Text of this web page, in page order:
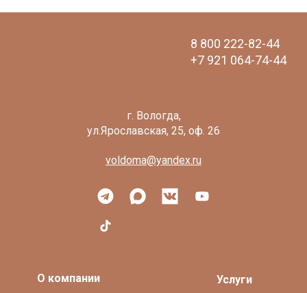
8 800 222-82-44
+7 921 064-74-44
voldoma@yandex.ru
Услуги
О компании